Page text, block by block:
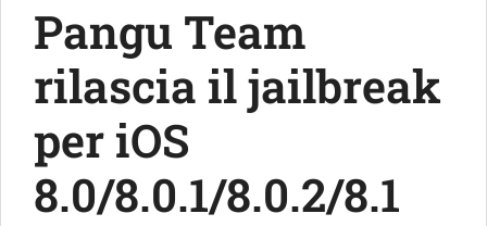
Pangu Team
rilascia il jailbreak
per iOS
8.0/8.0.1/8.0.2/8.1